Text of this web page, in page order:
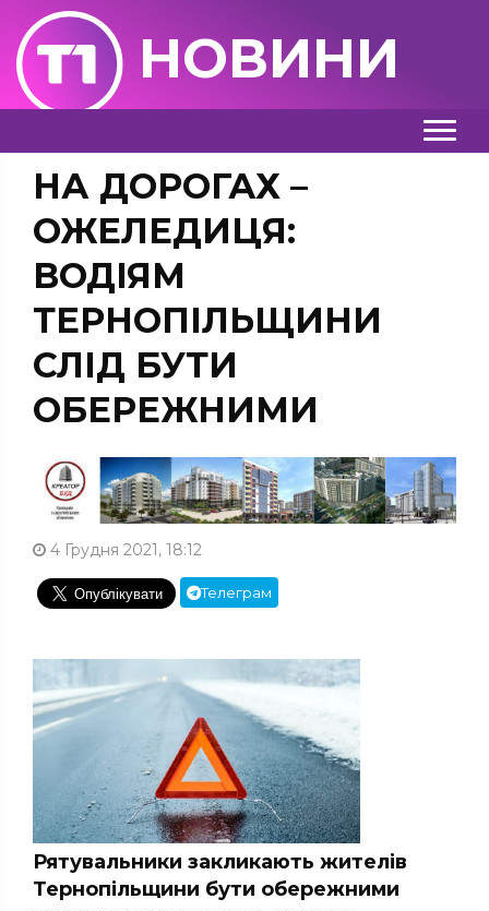
НОВИНИ
НА ДОРОГАХ –
ОЖЕЛЕДИЦЯ:
ВОДІЯМ
ТЕРНОПІЛЬЩИНИ
СЛІД БУТИ
ОБЕРЕЖНИМИ
4 Грудня 2021, 18:12
Телеграм
Рятувальники закликають жителів
Тернопільщини бути обережними